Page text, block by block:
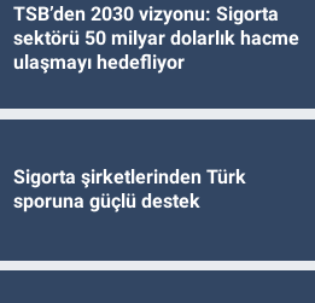
TSB’den 2030 vizyonu: Sigorta
sektörü 50 milyar dolarlık hacme
ulaşmayı hedefliyor
Sigorta şirketlerinden Türk
sporuna güçlü destek